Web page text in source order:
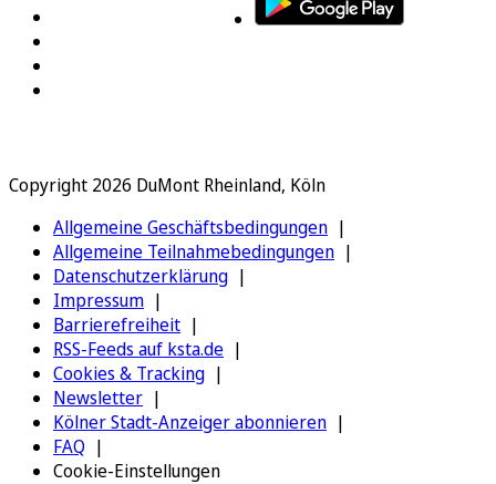
Copyright 2026 DuMont Rheinland, Köln
Allgemeine Geschäftsbedingungen
Allgemeine Teilnahmebedingungen
Datenschutzerklärung
Impressum
Barrierefreiheit
RSS-Feeds auf ksta.de
Cookies & Tracking
Newsletter
Kölner Stadt-Anzeiger abonnieren
FAQ
Cookie-Einstellungen